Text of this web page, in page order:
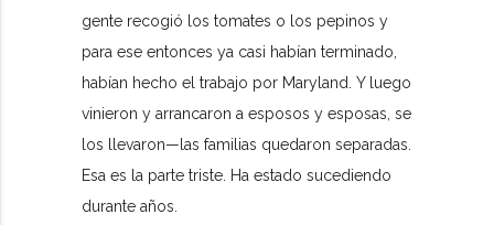
gente recogió los tomates o los pepinos y
para ese entonces ya casi habían terminado,
habían hecho el trabajo por Maryland. Y luego
vinieron y arrancaron a esposos y esposas, se
los llevaron—las familias quedaron separadas.
Esa es la parte triste. Ha estado sucediendo
durante años.